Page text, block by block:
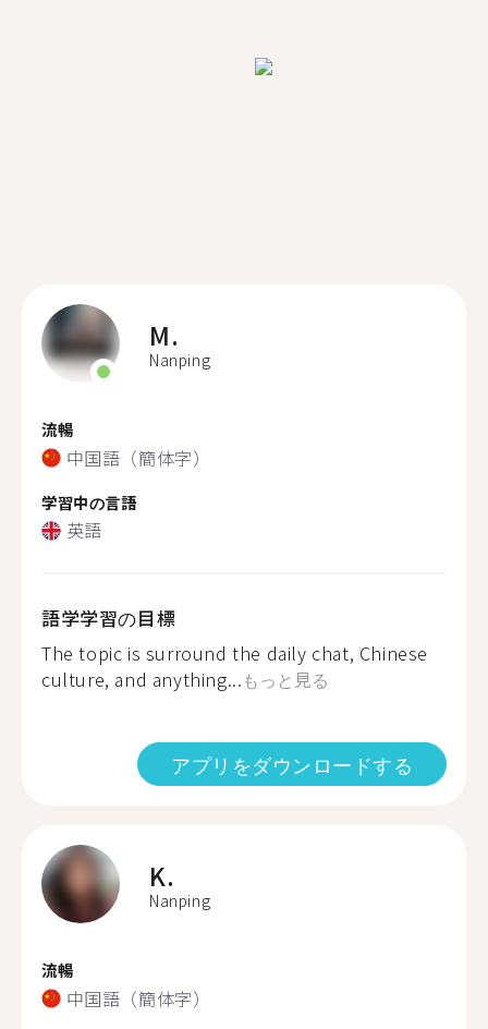
M.
Nanping
流暢
中国語（簡体字）
学習中の言語
英語
語学学習の目標
The topic is surround the daily chat, Chinese
culture, and anything...もっと見る
アプリをダウンロードする
K.
Nanping
流暢
中国語（簡体字）